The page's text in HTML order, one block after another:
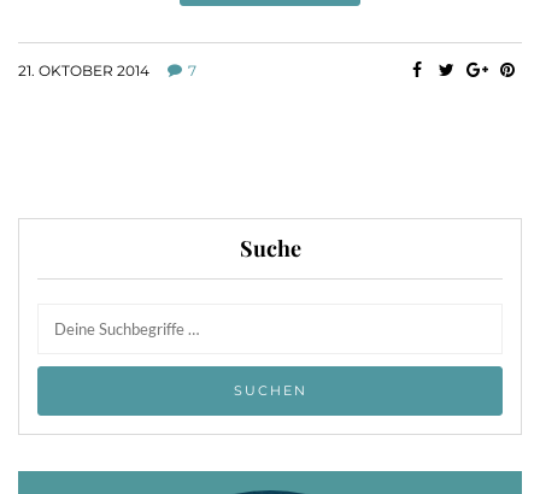
21. OKTOBER 2014 7
Suche